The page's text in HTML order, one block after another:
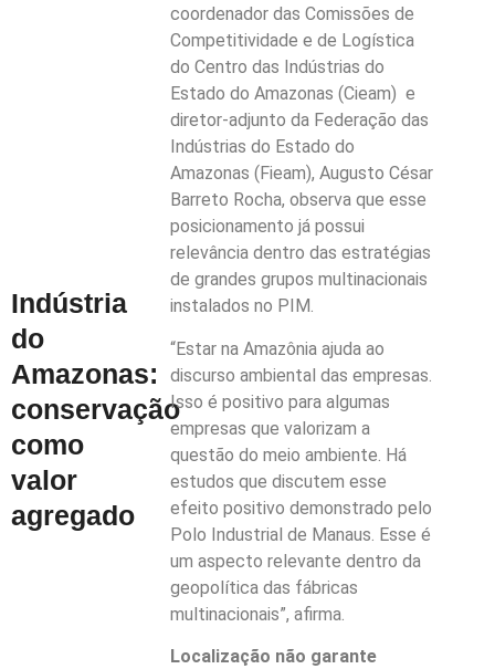
Indústria
do
Amazonas:
conservação
como
valor
agregado
coordenador das Comissões de
Competitividade e de Logística
do Centro das Indústrias do
Estado do Amazonas (Cieam) e
diretor-adjunto da Federação das
Indústrias do Estado do
Amazonas (Fieam), Augusto César
Barreto Rocha, observa que esse
posicionamento já possui
relevância dentro das estratégias
de grandes grupos multinacionais
instalados no PIM.
“Estar na Amazônia ajuda ao
discurso ambiental das empresas.
Isso é positivo para algumas
empresas que valorizam a
questão do meio ambiente. Há
estudos que discutem esse
efeito positivo demonstrado pelo
Polo Industrial de Manaus. Esse é
um aspecto relevante dentro da
geopolítica das fábricas
multinacionais”, afirma.
Localização não garante